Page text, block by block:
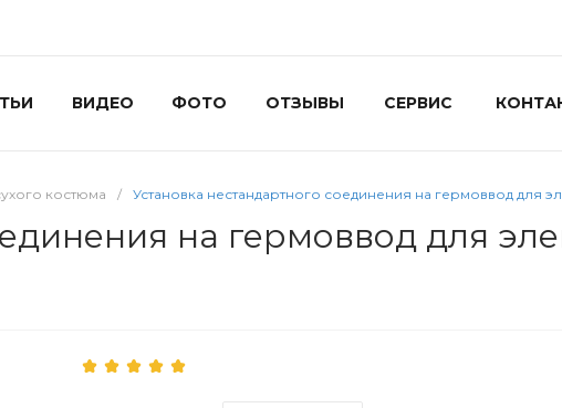
ВИДЕО ФОТО ОТЗЫВЫ СЕРВИС
костюма / Установка нестандартного соединения на гермоввод для
на гермоввод для